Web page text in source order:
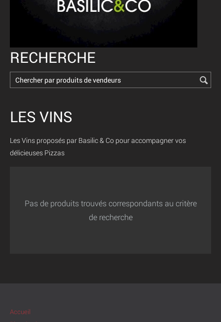
RECHERCHE
LES VINS
Les Vins proposés par Basilic & Co pour accompagner vos
délicieuses Pizzas
Pas de produits trouvés correspondants au critère
de recherche
Accueil